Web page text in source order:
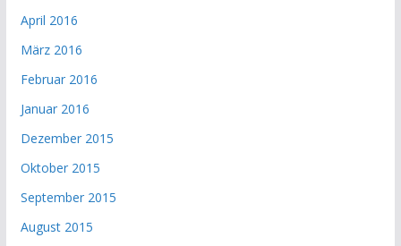
April 2016
März 2016
Februar 2016
Januar 2016
Dezember 2015
Oktober 2015
September 2015
August 2015